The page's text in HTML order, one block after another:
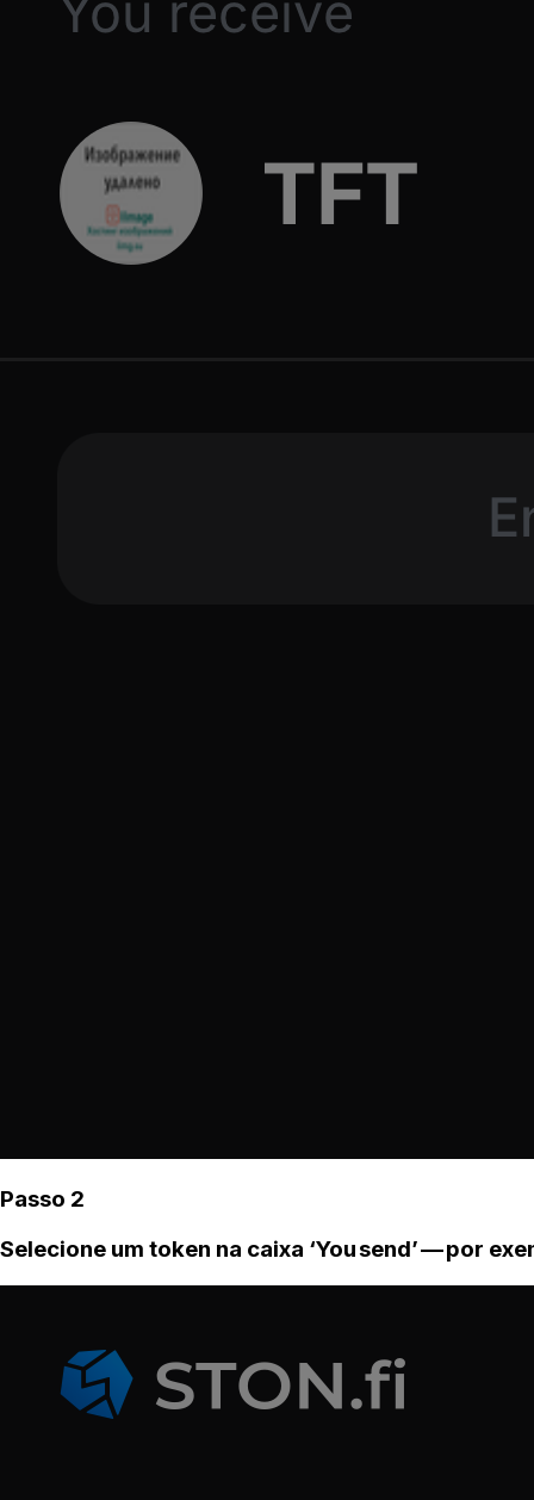
Passo 2
Selecione um token na caixa ‘You send’ — por